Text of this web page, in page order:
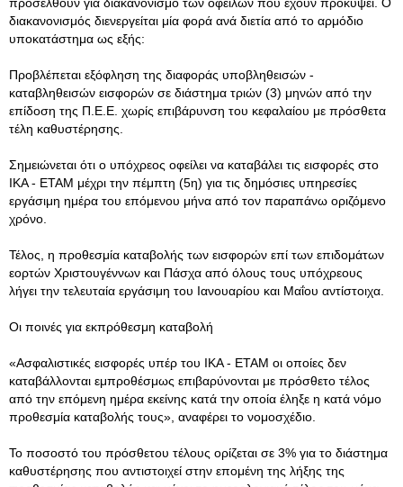
διακανονισμός διενεργείται μία φορά ανά διετία από το αρμόδιο
υποκατάστημα ως εξής:
Προβλέπεται εξόφληση της διαφοράς υποβληθεισών -
καταβληθεισών εισφορών σε διάστημα τριών (3) μηνών από την
επίδοση της Π.Ε.Ε. χωρίς επιβάρυνση του κεφαλαίου με πρόσθετα
τέλη καθυστέρησης.
Σημειώνεται ότι ο υπόχρεος οφείλει να καταβάλει τις εισφορές στο
ΙΚΑ - ΕΤΑΜ μέχρι την πέμπτη (5η) για τις δημόσιες υπηρεσίες
εργάσιμη ημέρα του επόμενου μήνα από τον παραπάνω οριζόμενο
χρόνο.
Τέλος, η προθεσμία καταβολής των εισφορών επί των επιδομάτων
εορτών Χριστουγέννων και Πάσχα από όλους τους υπόχρεους
λήγει την τελευταία εργάσιμη του Ιανουαρίου και Μαΐου αντίστοιχα.
Οι ποινές για εκπρόθεσμη καταβολή
«Ασφαλιστικές εισφορές υπέρ του ΙΚΑ - ΕΤΑΜ οι οποίες δεν
καταβάλλονται εμπροθέσμως επιβαρύνονται με πρόσθετο τέλος
από την επόμενη ημέρα εκείνης κατά την οποία έληξε η κατά νόμο
προθεσμία καταβολής τους», αναφέρει το νομοσχέδιο.
Το ποσοστό του πρόσθετου τέλους ορίζεται σε 3% για το διάστημα
καθυστέρησης που αντιστοιχεί στην επομένη της λήξης της